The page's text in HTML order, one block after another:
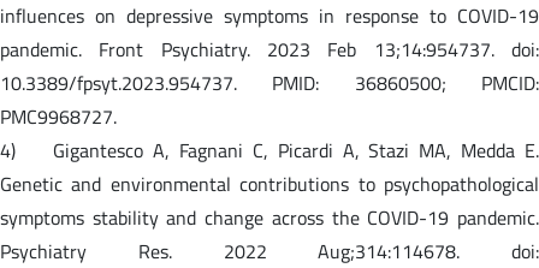
influences on depressive symptoms in response to COVID-19
pandemic. Front Psychiatry. 2023 Feb 13;14:954737. doi:
10.3389/fpsyt.2023.954737. PMID: 36860500; PMCID:
PMC9968727.
4) Gigantesco A, Fagnani C, Picardi A, Stazi MA, Medda E.
Genetic and environmental contributions to psychopathological
symptoms stability and change across the COVID-19 pandemic.
Psychiatry Res. 2022 Aug;314:114678. doi: